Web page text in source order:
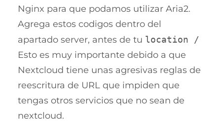
Nginx para que podamos utilizar Aria2.
Agrega estos codigos dentro del
apartado server, antes de tu location /
Esto es muy importante debido a que
Nextcloud tiene unas agresivas reglas de
reescritura de URL que impiden que
tengas otros servicios que no sean de
nextcloud.